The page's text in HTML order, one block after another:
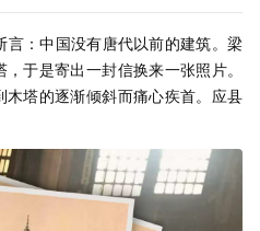
言：中国没有唐代以前的建筑。梁
于是寄出一封信换来一张照片。
塔的逐渐倾斜而痛心疾首。应县